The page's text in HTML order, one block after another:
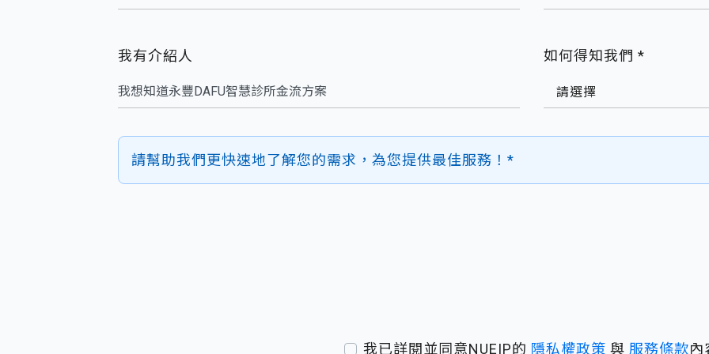
我有介紹人 如何得知我們 *
請選擇
請幫助我們更快速地了解您的需求，為您提供最佳服務！*
我已詳閱並同意NUEIP的 隱私權政策 與 服務條款內